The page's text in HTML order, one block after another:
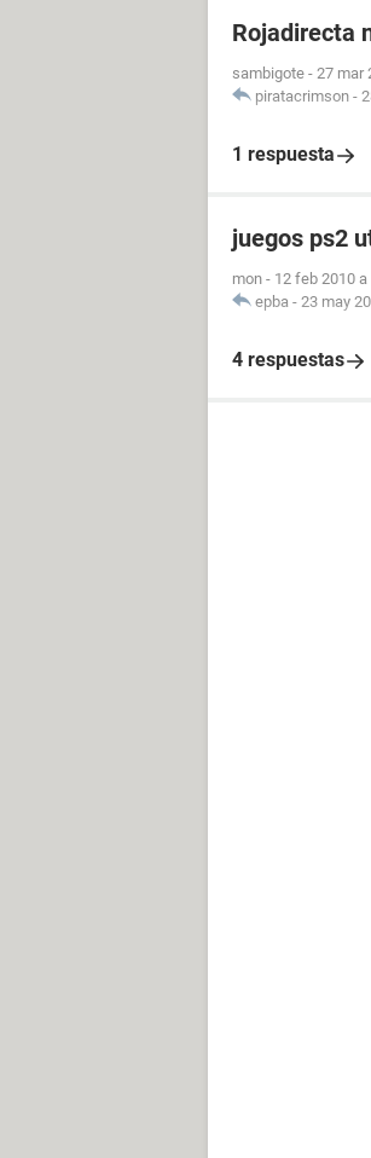
Rojadirecta
sambigote - 27 mar
piratacrimson -
1 respuesta
juegos ps2
mon - 12 feb 2010
epba - 23 may
4 respuestas